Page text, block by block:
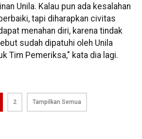
Unila. Kalau pun ada kesalahan
tapi diharapkan civitas
menahan diri, karena tindak
sudah dipatuhi oleh Unila
Tim Pemeriksa," kata dia lagi.
2 Tampilkan Semua